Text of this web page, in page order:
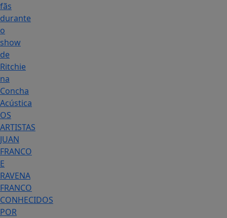
fãs
durante
o
show
de
Ritchie
na
Concha
Acústica
OS
ARTISTAS
JUAN
FRANCO
E
RAVENA
FRANCO
CONHECIDOS
POR